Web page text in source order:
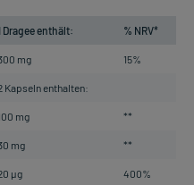
Dragee enthält: % NRV*
mg 15%
Kapseln enthalten:
mg **
mg **
µg 400%